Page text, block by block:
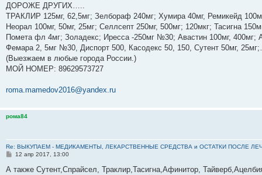
щ
е
и
е
ДОРОЖЕ ДРУГИХ…..
ТРАКЛИР 125мг, 62,5мг; Зелбораф 240мг; Хумира 40мг, Ремикейд
Неорал 100мг, 50мг, 25мг; Селлсепт 250мг, 500мг; 120мкг; Тасигна
Помета фл 4мг; Золадекс; Иресса -250мг №30; Авастин 100мг, 400мг;
Фемара 2, 5мг №30, Диспорт 500, Касодекс 50, 150, Сутент 50мг,
(Выезжаем в любые города России.)
МОЙ НОМЕР: ‪89629573727‬
roma.mamedov2016@yandex.ru
рома84
Re: ВЫКУПАЕМ - МЕДИКАМЕНТЫ, ЛЕКАРСТВЕННЫЕ СРЕДСТВА и ОСТАТКИ ПОСЛЕ
С
о
12 апр 2017, 13:00
А также Сутент,Спрайсел, Траклир,Тасигна,Афинитор,